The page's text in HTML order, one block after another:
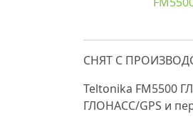
СНЯТ С
Teltonika FM5500
ГЛОНАСС/GPS и